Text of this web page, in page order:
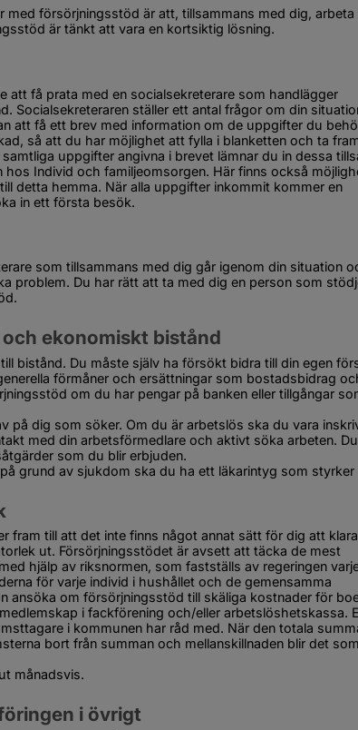
med försörjningsstöd är att, tillsammans med dig,
är tänkt att vara en kortsiktig lösning.
att få prata med en socialsekreterare som handlägger
Socialsekreteraren ställer ett antal frågor om din
att få ett brev med information om de uppgifter du
så att du har möjlighet att fylla i blanketten och ta
uppgifter angivna i brevet lämnar du in dessa
Individ och familjeomsorgen. Här finns också
detta hemma. När alla uppgifter inkommit kommer en
in ett första besök.
som tillsammans med dig går igenom din situation
problem. Du har rätt att ta med dig en person som
ekonomiskt bistånd
bistånd. Du måste själv ha försökt bidra till din egen
förmåner och ersättningar som bostadsbidrag
om du har pengar på banken eller tillgångar
på dig som söker. Om du är arbetslös ska du vara
med din arbetsförmedlare och aktivt söka arbeten.
som du blir erbjuden.
grund av sjukdom ska du ha ett läkarintyg som styrker
fram till att det inte finns något annat sätt för dig att
ut. Försörjningsstödet är avsett att täcka de mest
hjälp av riksnormen, som fastställs av regeringen
för varje individ i hushållet och de gemensamma
ansöka om försörjningsstöd till skäliga kostnader för
i fackförening och/eller arbetslöshetskassa.
i kommunen har råd med. När den totala
bort från summan och mellanskillnaden blir det
månadsvis.
i övrigt